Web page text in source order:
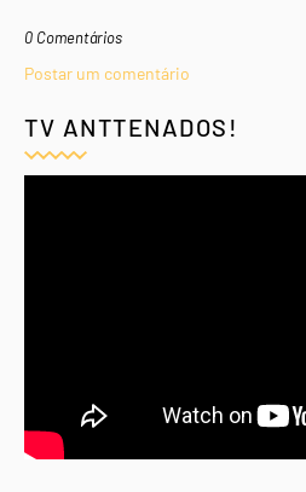
0 Comentários
Postar um comentário
TV ANTTENADOS!